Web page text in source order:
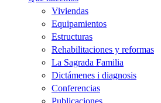
Viviendas
Equipamientos
Estructuras
Rehabilitaciones y reformas
La Sagrada Familia
Dictámenes i diagnosis
Conferencias
Publicaciones